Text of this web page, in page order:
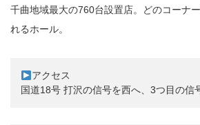
千曲地域最大の760台設置店。どのコーナ
れるホール。
アクセス